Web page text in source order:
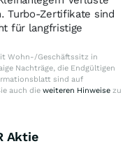
Turbo-Zertifikate sind
für langfristige
Wohn-/Geschäftssitz in
Nachträge, die Endgültigen
sind auf
auch die weiteren Hinweise zu
Aktie